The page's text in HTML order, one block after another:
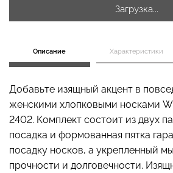
Загрузка...
Описание Характеристики
Добавьте изящный акцент в
женскими хлопковыми носками
2402. Комплект состоит из двух
посадка и формованная пятка
посадку носков, а укрепленный
прочности и долговечности.
black